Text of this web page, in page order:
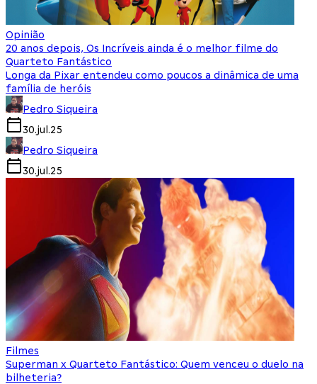
Opinião
20 anos depois, Os Incríveis ainda é o melhor filme do
Quarteto Fantástico
Longa da Pixar entendeu como poucos a dinâmica de uma
família de heróis
Pedro Siqueira
30.jul.25
Pedro Siqueira
30.jul.25
Filmes
Superman x Quarteto Fantástico: Quem venceu o duelo na
bilheteria?